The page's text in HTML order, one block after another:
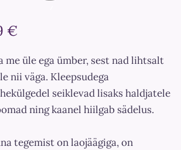
€
me üle ega ümber, sest nad lihtsalt
nii väga. Kleepsudega
seiklevad lisaks haldjatele
ning kaanel hiilgab sädelus.
tegemist on laojäägiga, on